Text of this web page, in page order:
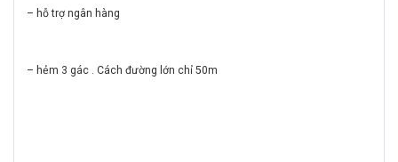
– hỗ trợ ngân hàng
– hẻm 3 gác . Cách đường lớn chỉ 50m